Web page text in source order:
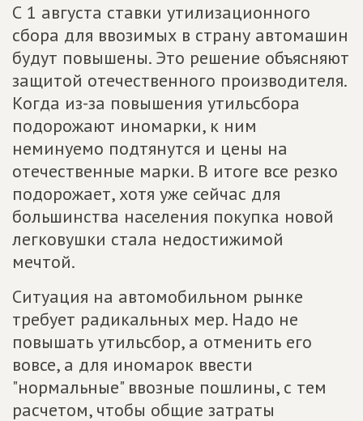
С 1 августа ставки утилизационного
сбора для ввозимых в страну автомашин
будут повышены. Это решение объясняют
защитой отечественного производителя.
Когда из-за повышения утильсбора
подорожают иномарки, к ним
неминуемо подтянутся и цены на
отечественные марки. В итоге все резко
подорожает, хотя уже сейчас для
большинства населения покупка новой
легковушки стала недостижимой
мечтой.
Ситуация на автомобильном рынке
требует радикальных мер. Надо не
повышать утильсбор, а отменить его
вовсе, а для иномарок ввести
"нормальные" ввозные пошлины, с тем
расчетом, чтобы общие затраты